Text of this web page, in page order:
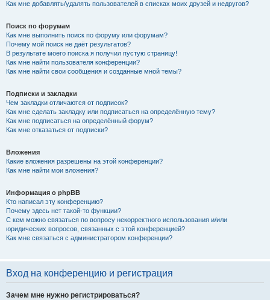
Как мне добавлять/удалять пользователей в списках моих друзей и недругов?
Поиск по форумам
Как мне выполнить поиск по форуму или форумам?
Почему мой поиск не даёт результатов?
В результате моего поиска я получил пустую страницу!
Как мне найти пользователя конференции?
Как мне найти свои сообщения и созданные мной темы?
Подписки и закладки
Чем закладки отличаются от подписок?
Как мне сделать закладку или подписаться на определённую тему?
Как мне подписаться на определённый форум?
Как мне отказаться от подписки?
Вложения
Какие вложения разрешены на этой конференции?
Как мне найти мои вложения?
Информация о phpBB
Кто написал эту конференцию?
Почему здесь нет такой-то функции?
С кем можно связаться по вопросу некорректного использования и/или
юридических вопросов, связанных с этой конференцией?
Как мне связаться с администратором конференции?
Вход на конференцию и регистрация
Зачем мне нужно регистрироваться?